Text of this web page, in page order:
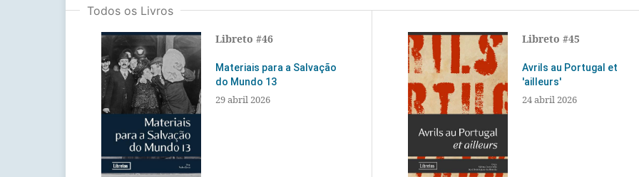
Todos os Livros
Libreto #46
Materiais para a Salvação
do Mundo 13
29 abril 2026
Libreto #45
Avrils au Portugal et
'ailleurs'
24 abril 2026